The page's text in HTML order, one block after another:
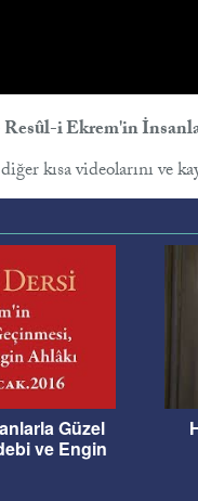
Resûl-i Ekrem'in
kısa videolarını ve
Güzel
ve Engin